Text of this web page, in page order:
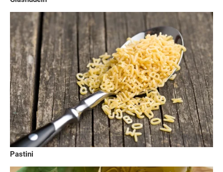
Pastini